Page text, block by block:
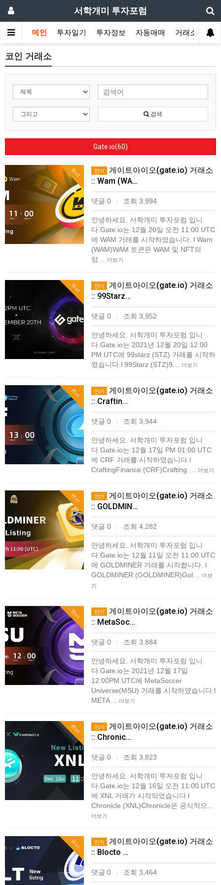
서학개미 투자포럼
메인 투자일기 투자정보 자동매매 거래소
코인 거래소
검색
Gate.io(60)
Hot 인기
게이트아이오(gate.io) 거래소
:: Wam (WA…
댓글 0 | 조회 3,994
안녕하세요. 서학개미 투자포럼 입니
다.Gate.io는 12월 20일 오전 11:00 UTC
에 WAM 거래를 시작하였습니다. l Wam
(WAM)WAM 토큰은 WAM 및 NFT의
암…
더보기
Hot 인기
게이트아이오(gate.io) 거래소
:: 99Starz…
댓글 0 | 조회 3,952
안녕하세요. 서학개미 투자포럼 입니
다.Gate.io는 2021년 12월 20일 12:00
PM UTC에 99starz (STZ) 거래를 시작하
였습니다.l 99Starz (STZ)9…
더보기
Hot 인기
게이트아이오(gate.io) 거래소
:: Craftin…
댓글 0 | 조회 3,944
안녕하세요. 서학개미 투자포럼 입니
다.Gate.io는 12월 17일 PM 01:00 UTC
에 CRF 거래를 시작하였습니다.l
CraftingFinance (CRF)Crafting …
더보기
Hot 인기
게이트아이오(gate.io) 거래소
:: GOLDMIN…
댓글 0 | 조회 4,282
안녕하세요. 서학개미 투자포럼 입니
다.Gate.io는 12월 11일 오전 11:00 UTC
에 GOLDMINER 거래를 시작합니다. ​l
GOLDMINER (GOLDMINER)Gol…
더보
기
Hot 인기
게이트아이오(gate.io) 거래소
:: MetaSoc…
댓글 0 | 조회 3,884
안녕하세요. 서학개미 투자포럼 입니
다.Gate.io는 2021년 12월 17일
12:00PM UTC에 MetaSoccer
Universe(MSU) 거래를 시작하였습니다.l
META…
더보기
Hot 인기
게이트아이오(gate.io) 거래소
:: Chronic…
댓글 0 | 조회 3,823
안녕하세요. 서학개미 투자포럼 입니
다.Gate.io는 12월 16일 오전 11:00 UTC
에 XNL 거래가 시작되었습니다.l
Chronicle (XNL)Chronicle은 공식적으…
더보기
Hot 인기
게이트아이오(gate.io) 거래소
:: Blocto …
댓글 0 | 조회 3,464